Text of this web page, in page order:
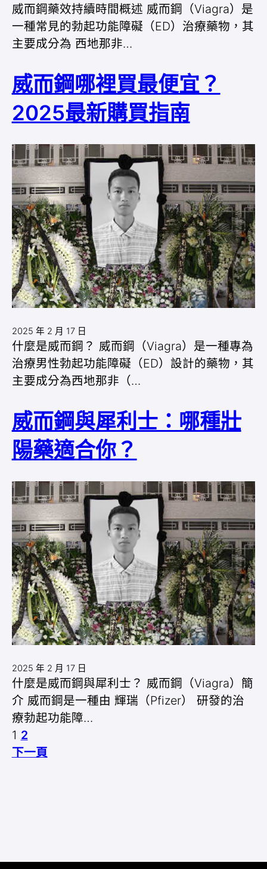
威而鋼藥效持續時間概述 威而鋼（Viagra）是
一種常見的勃起功能障礙（ED）治療藥物，其
主要成分為 西地那非…
威而鋼哪裡買最便宜？
2025最新購買指南
2025 年 2 月 17 日
什麼是威而鋼？ 威而鋼（Viagra）是一種專為
治療男性勃起功能障礙（ED）設計的藥物，其
主要成分為西地那非（…
威而鋼與犀利士：哪種壯
陽藥適合你？
2025 年 2 月 17 日
什麼是威而鋼與犀利士？ 威而鋼（Viagra）簡
介 威而鋼是一種由 輝瑞（Pfizer） 研發的治
療勃起功能障…
1 2
下一頁